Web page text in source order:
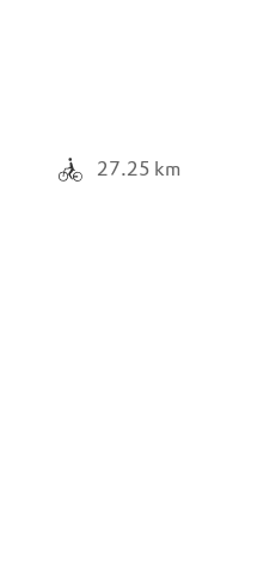
27.25 km